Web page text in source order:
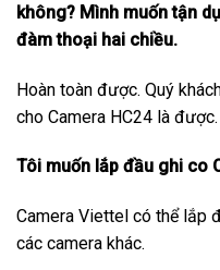
không? Mình muốn tận
đàm thoại hai chiều.
Hoàn toàn được. Quý
cho Camera HC24 là được.
Tôi muốn lắp đầu ghi co
Camera Viettel có thể lắp
các camera khác.